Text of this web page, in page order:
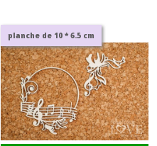
planche de 10 * 6.5 cm